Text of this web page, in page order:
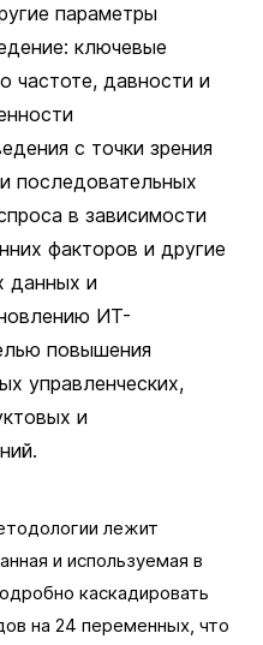
параметры
ключевые
частоте, давности и
с точки зрения
последовательных
в зависимости
факторов и другие
данных и
ИТ-
повышения
управленческих,
и
лежит
и используемая в
каскадировать
на 24 переменных, что